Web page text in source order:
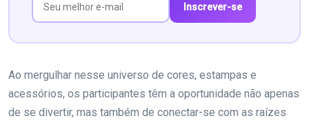
Inscrever-se
Ao mergulhar nesse universo de cores, estampas e
acessórios, os participantes têm a oportunidade não apenas
de se divertir, mas também de conectar-se com as raízes